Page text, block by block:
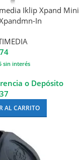
Iklip Xpand Mini
In
sin interés
o Depósito
AL CARRITO